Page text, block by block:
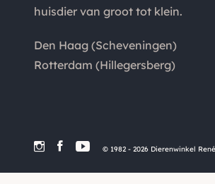
huisdier van groot tot klein.
Den Haag (Scheveningen)
Rotterdam (Hillegersberg)
© 1982 - 2026 Dierenwinkel